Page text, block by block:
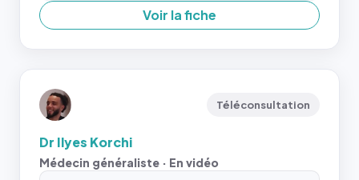
Voir la fiche
Téléconsultation
Dr Ilyes Korchi
Médecin généraliste · En vidéo